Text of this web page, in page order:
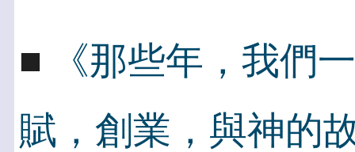
■
《那些年，我們
賦，創業，與神的